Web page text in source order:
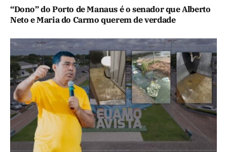
“Dono” do Porto de Manaus é o senador que Alberto
Neto e Maria do Carmo querem de verdade